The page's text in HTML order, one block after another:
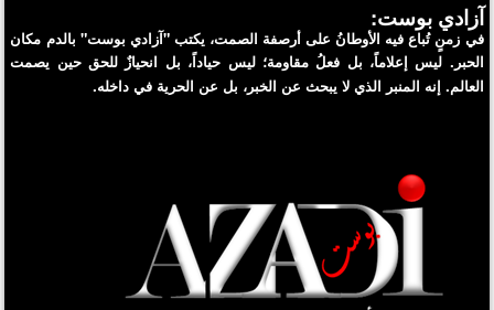
آزادي بوست:
في زمنٍ تُباع فيه الأوطانُ على أرصفة الصمت، يكتب "آزادي بوست" بالدم مكان
الحبر. ليس إعلاماً، بل فعلُ مقاومة؛ ليس حياداً، بل انحيازٌ للحق حين يصمت
العالم. إنه المنبر الذي لا يبحث عن الخبر، بل عن الحرية في داخله.